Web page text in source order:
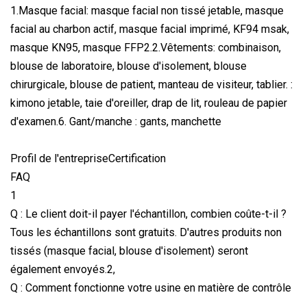
1.Masque facial: masque facial non tissé jetable, masque
facial au charbon actif, masque facial imprimé, KF94 msak,
masque KN95, masque FFP2.2.Vêtements: combinaison,
blouse de laboratoire, blouse d'isolement, blouse
chirurgicale, blouse de patient, manteau de visiteur, tablier. :
kimono jetable, taie d'oreiller, drap de lit, rouleau de papier
d'examen.6. Gant/manche : gants, manchette
Profil de l'entrepriseCertification
FAQ
1
Q : Le client doit-il payer l'échantillon, combien coûte-t-il ?
Tous les échantillons sont gratuits. D'autres produits non
tissés (masque facial, blouse d'isolement) seront
également envoyés.2,
Q : Comment fonctionne votre usine en matière de contrôle